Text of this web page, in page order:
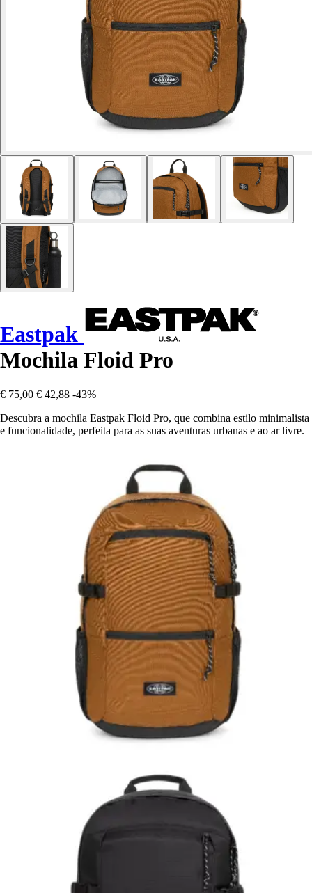
Eastpak
Mochila Floid Pro
€ 75,00 € 42,88 -43%
Descubra a mochila Eastpak Floid Pro, que combina estilo minimalista
e funcionalidade, perfeita para as suas aventuras urbanas e ao ar livre.